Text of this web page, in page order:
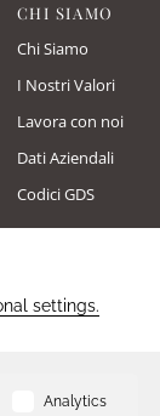
CHI SIAMO
Chi Siamo
I Nostri Valori
Lavora con noi
Dati Aziendali
Codici GDS